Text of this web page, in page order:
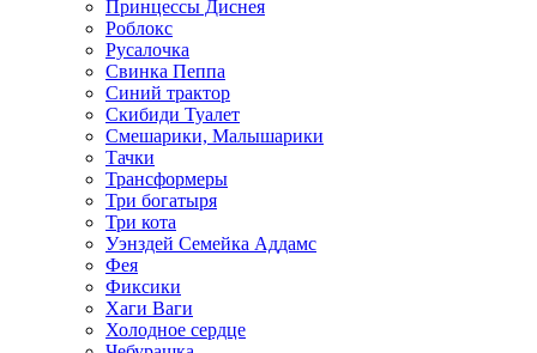
Принцессы Диснея
Роблокс
Русалочка
Свинка Пеппа
Синий трактор
Скибиди Туалет
Смешарики, Малышарики
Тачки
Трансформеры
Три богатыря
Три кота
Уэнздей Семейка Аддамс
Фея
Фиксики
Хаги Ваги
Холодное сердце